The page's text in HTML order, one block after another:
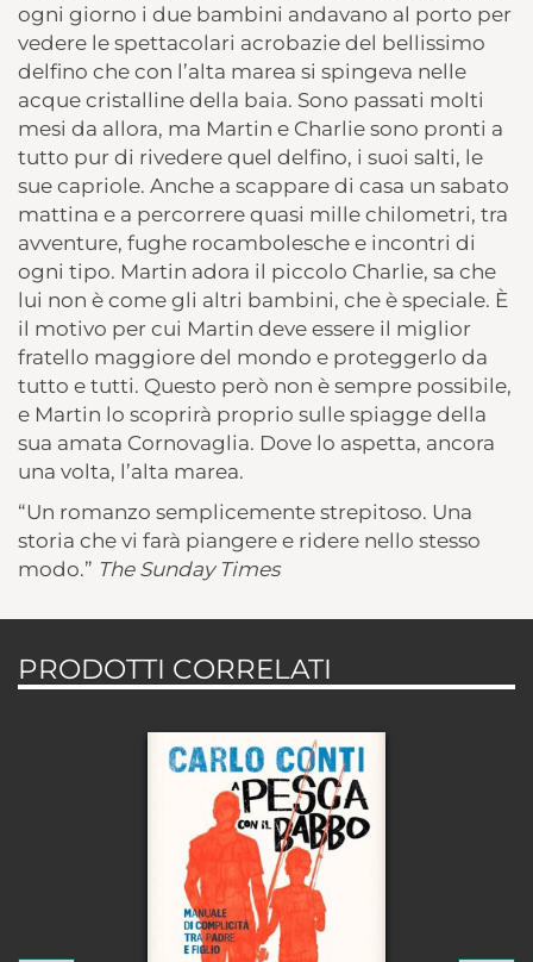
ogni giorno i due bambini andavano al porto per
vedere le spettacolari acrobazie del bellissimo
delfino che con l’alta marea si spingeva nelle
acque cristalline della baia. Sono passati molti
mesi da allora, ma Martin e Charlie sono pronti a
tutto pur di rivedere quel delfino, i suoi salti, le
sue capriole. Anche a scappare di casa un sabato
mattina e a percorrere quasi mille chilometri, tra
avventure, fughe rocambolesche e incontri di
ogni tipo. Martin adora il piccolo Charlie, sa che
lui non è come gli altri bambini, che è speciale. È
il motivo per cui Martin deve essere il miglior
fratello maggiore del mondo e proteggerlo da
tutto e tutti. Questo però non è sempre possibile,
e Martin lo scoprirà proprio sulle spiagge della
sua amata Cornovaglia. Dove lo aspetta, ancora
una volta, l’alta marea.
“Un romanzo semplicemente strepitoso. Una
storia che vi farà piangere e ridere nello stesso
modo.” The Sunday Times
PRODOTTI CORRELATI